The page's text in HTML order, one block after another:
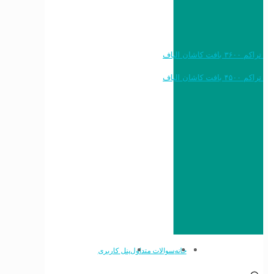
خرید به قیمت فرش ماشینی ۱۲۰۰ شانه تراکم ۳۶۰۰ بافت کاشان الیاف
خرید به قیمت فرش ماشینی ۱۵۰۰ شانه تراکم ۴۵۰۰ بافت کاشان الیاف
خانهسوالات متداولپنل کاربری